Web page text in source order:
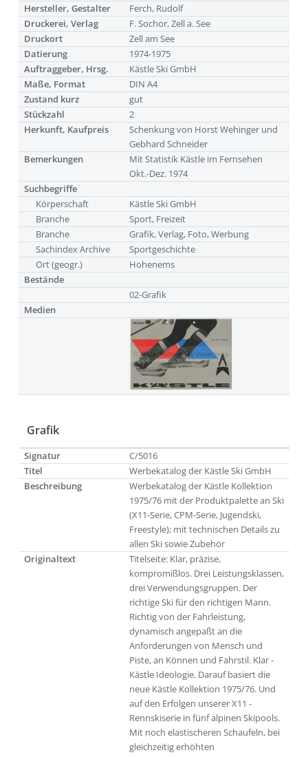
Hersteller, Gestalter
Ferch, Rudolf
Druckerei, Verlag
F. Sochor, Zell a. See
Druckort
Zell am See
Datierung
1974-1975
Auftraggeber, Hrsg.
Kästle Ski GmbH
Maße, Format
DIN A4
Zustand kurz
gut
Stückzahl
2
Herkunft, Kaufpreis
Schenkung von Horst Wehinger und
Gebhard Schneider
Bemerkungen
Mit Statistik Kästle im Fernsehen
Okt.-Dez. 1974
Suchbegriffe
Körperschaft
Kästle Ski GmbH
Branche
Sport, Freizeit
Branche
Grafik, Verlag, Foto, Werbung
Sachindex Archive
Sportgeschichte
Ort (geogr.)
Hohenems
Bestände
02-Grafik
Medien
Grafik
Signatur
C/5016
Titel
Werbekatalog der Kästle Ski GmbH
Beschreibung
Werbekatalog der Kästle Kollektion
1975/76 mit der Produktpalette an Ski
(X11-Serie, CPM-Serie, Jugendski,
Freestyle); mit technischen Details zu
allen Ski sowie Zubehör
Originaltext
Titelseite: Klar, präzise,
kompromißlos. Drei Leistungsklassen,
drei Verwendungsgruppen. Der
richtige Ski für den richtigen Mann.
Richtig von der Fahrleistung,
dynamisch angepaßt an die
Anforderungen von Mensch und
Piste, an Können und Fahrstil. Klar -
Kästle Ideologie. Darauf basiert die
neue Kästle Kollektion 1975/76. Und
auf den Erfolgen unserer X11 -
Rennskiserie in fünf alpinen Skipools.
Mit noch elastischeren Schaufeln, bei
gleichzeitig erhöhten